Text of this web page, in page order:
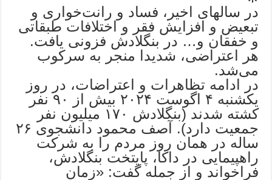
در سالهای اخیر، فساد و رانت‌خواری و
تبعیض و افزایش فقر و اختلافات طبقاتی
و خفقان و… در بنگلادش فزونی یافت.
هر اعتراضی، شدیدا منجر به سرکوب
می‌شد.
در ادامه تظاهرات و اعتراضات، در روز
یکشنبه ۴ اگوست ۲۰۲۴ بیش از ۹۰ نفر
کشته شدند (بنگلادش ۱۷۰ میلیون نفر
جمعیت دارد). آصف محمود دانشجوی ۲۶
ساله در همان روز مردم را به شرکت
راهپیمایی در داکا، پایتخت بنگلادش،
فراخواند و از جمله گفت: «زمان